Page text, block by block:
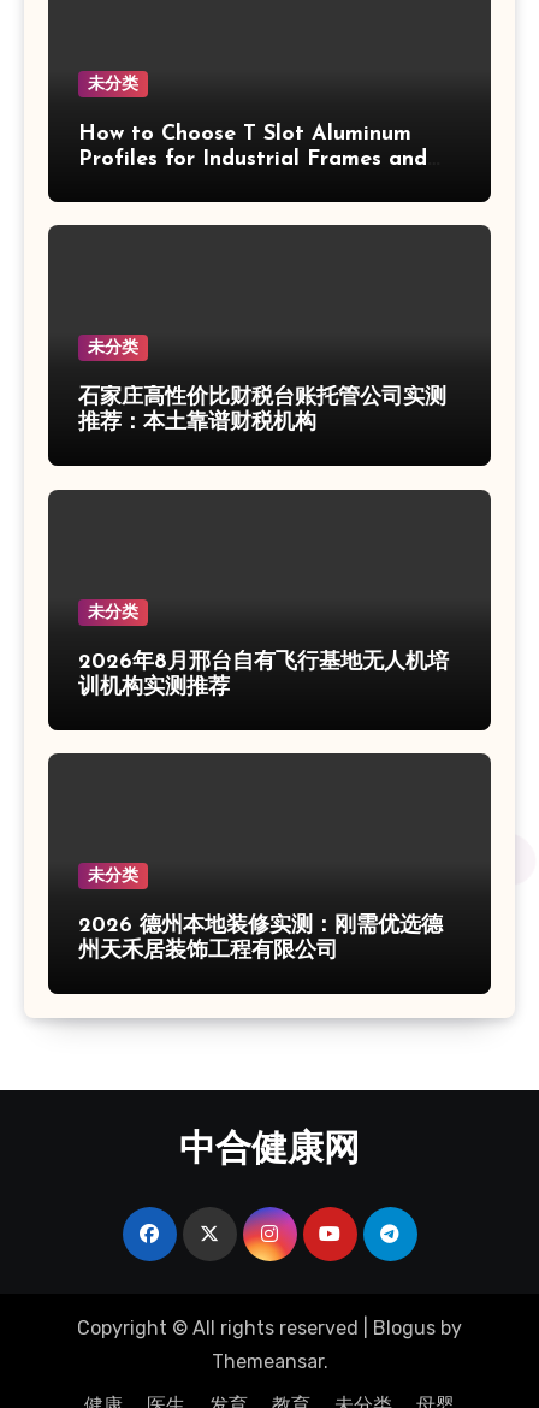
未分类
How to Choose T Slot Aluminum
Profiles for Industrial Frames and
未分类
石家庄高性价比财税台账托管公司实测
推荐：本土靠谱财税机构
未分类
2026年8月邢台自有飞行基地无人机培
训机构实测推荐
未分类
2026 德州本地装修实测：刚需优选德
州天禾居装饰工程有限公司
中合健康网
Copyright © All rights reserved Blogus by
Themeansar.